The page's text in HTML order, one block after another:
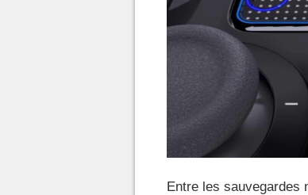
Entre les sauvegardes